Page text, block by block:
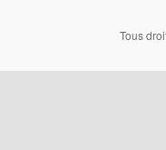
Tous